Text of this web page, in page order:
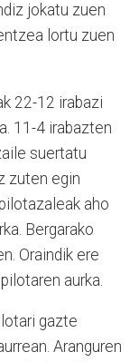
jokatu zuen
lortu zuen
22-12 irabazi
11-4 irabazten
suertatu
zuten egin
aho
Bergarako
Oraindik ere
aurka.
gazte
Aranguren